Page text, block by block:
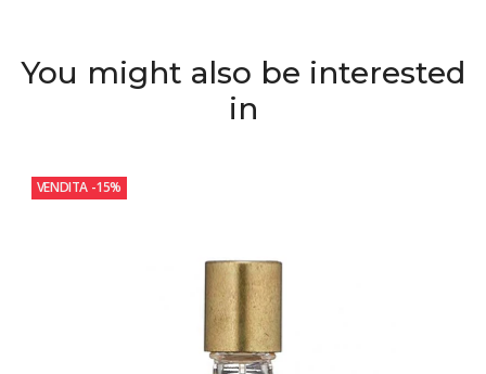
You might also be interested
in
VENDITA -15%